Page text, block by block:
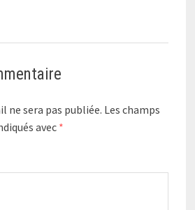
ne sera pas publiée. Les champs
avec *